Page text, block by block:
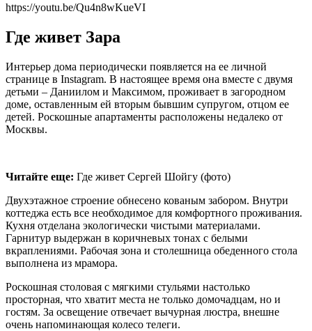
https://youtu.be/Qu4n8wKueVI
Где живет Зара
Интерьер дома периодически появляется на ее личной
странице в Instagram. В настоящее время она вместе с двумя
детьми – Даниилом и Максимом, проживает в загородном
доме, оставленным ей вторым бывшим супругом, отцом ее
детей. Роскошные апартаменты расположены недалеко от
Москвы.
Читайте еще: Где живет Сергей Шойгу (фото)
Двухэтажное строение обнесено кованым забором. Внутри
коттеджа есть все необходимое для комфортного проживания.
Кухня отделана экологически чистыми материалами.
Гарнитур выдержан в коричневых тонах с белыми
вкраплениями. Рабочая зона и столешница обеденного стола
выполнена из мрамора.
Роскошная столовая с мягкими стульями настолько
просторная, что хватит места не только домочадцам, но и
гостям. За освещение отвечает вычурная люстра, внешне
очень напоминающая колесо телеги.